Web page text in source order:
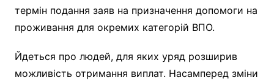
термін подання заяв на призначення допомоги на
проживання для окремих категорій ВПО.
Йдеться про людей, для яких уряд розширив
можливість отримання виплат. Насамперед зміни